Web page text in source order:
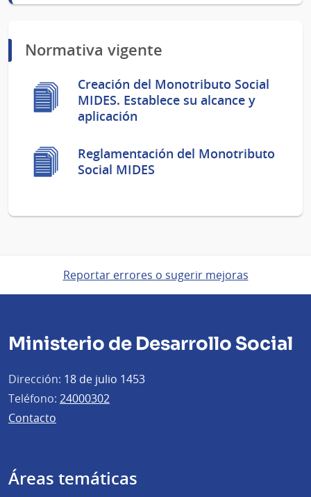
Normativa vigente
Creación del Monotributo Social
MIDES. Establece su alcance y
aplicación
Reglamentación del Monotributo
Social MIDES
Reportar errores o sugerir mejoras
Ministerio de Desarrollo Social
Dirección: 18 de julio 1453
Teléfono: 24000302
Contacto
Áreas temáticas